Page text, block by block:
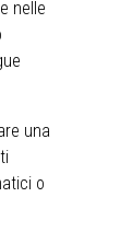
nelle
una
o